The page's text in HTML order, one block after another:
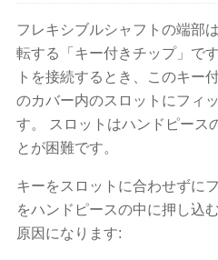
フレキシブルシャフトの端部
転する「キー付きチップ」で
トを接続するとき、このキー
のカバー内のスロットにフィ
す。 スロットはハンドピース
とが困難です。
キーをスロットに合わせずに
をハンドピースの中に押し込
原因になります: